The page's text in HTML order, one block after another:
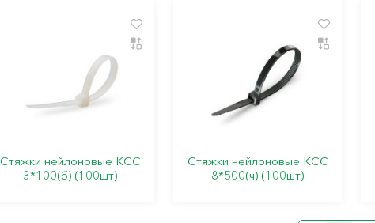
Стяжки нейлоновые КСС
3*100(б) (100шт)
Стяжки нейлоновые КСС
8*500(ч) (100шт)